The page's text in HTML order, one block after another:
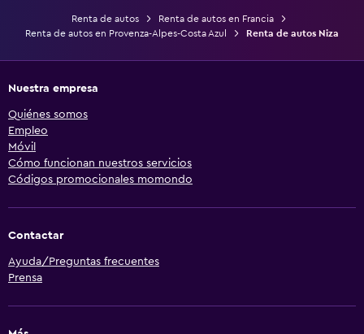
Renta de autos
Renta de autos en Francia
Renta de autos en Provenza-Alpes-Costa Azul
Renta de autos Niza
Nuestra empresa
Quiénes somos
Empleo
Móvil
Cómo funcionan nuestros servicios
Códigos promocionales momondo
Contactar
Ayuda/Preguntas frecuentes
Prensa